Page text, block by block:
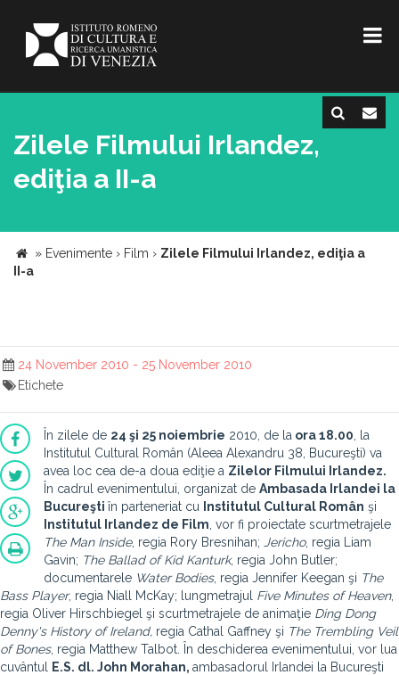
Zilele Filmului Irlandez,
ediţia a II-a
» Evenimente › Film › Zilele Filmului Irlandez, ediţia a
II-a
24 November 2010 - 25 November 2010
Etichete
În zilele de 24 şi 25 noiembrie 2010, de la ora 18.00 , la
Institutul Cultural Român (Aleea Alexandru 38, Bucureşti) va
avea loc cea de-a doua ediţie a Zilelor Filmului Irlandez.
În cadrul evenimentului, organizat de Ambasada Irlandei la
Bucureşti în parteneriat cu Institutul Cultural Român şi
Institutul Irlandez de Film , vor fi proiectate scurtmetrajele
The Man Inside, regia Rory Bresnihan; Jericho, regia Liam
Gavin; The Ballad of Kid Kanturk, regia John Butler;
documentarele Water Bodies, regia Jennifer Keegan şi The
Bass Player, regia Niall McKay; lungmetrajul Five Minutes of Heaven,
regia Oliver Hirschbiegel şi scurtmetrajele de animaţie Ding Dong
Denny's History of Ireland, regia Cathal Gaffney şi The Trembling Veil
of Bones, regia Matthew Talbot. În deschiderea evenimentului, vor lua
cuvântul
E.S. dl. John Morahan, ambasadorul Irlandei la Bucureşti